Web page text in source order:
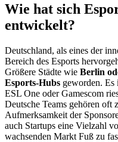
Wie hat sich
entwickelt?
Deutschland, als eines der
Bereich des Esports
Größere Städte wie Berlin
Esports-Hubs geworden. Es
ESL One oder Gamescom
Deutsche Teams gehören oft
Aufmerksamkeit der
auch Startups eine Vielzahl
wachsenden Markt Fuß zu